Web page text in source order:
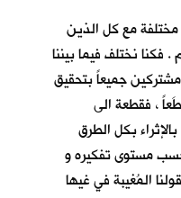
مع كل الذين
فكنا نختلف فيما بيننا
مشتركين جميعاً بتحقيق
، فقطعة الى
بكل الطرق
مستوى تفكيره و
المُغيبة في غيها